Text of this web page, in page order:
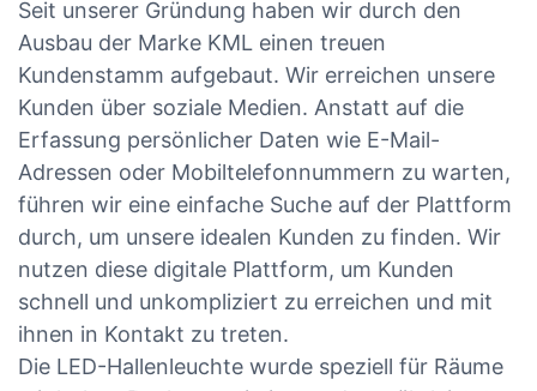
Seit unserer Gründung haben wir durch den
Ausbau der Marke KML einen treuen
Kundenstamm aufgebaut. Wir erreichen unsere
Kunden über soziale Medien. Anstatt auf die
Erfassung persönlicher Daten wie E-Mail-
Adressen oder Mobiltelefonnummern zu warten,
führen wir eine einfache Suche auf der Plattform
durch, um unsere idealen Kunden zu finden. Wir
nutzen diese digitale Plattform, um Kunden
schnell und unkompliziert zu erreichen und mit
ihnen in Kontakt zu treten.
Die LED-Hallenleuchte wurde speziell für Räume